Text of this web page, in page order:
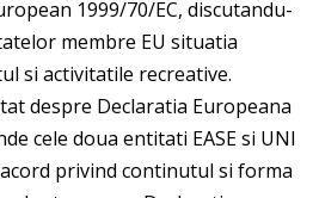
1999/70/EC, discutandu-
membre EU situatia
si activitatile recreative.
despre Declaratia Europeana
cele doua entitati EASE si UNI
privind continutul si forma